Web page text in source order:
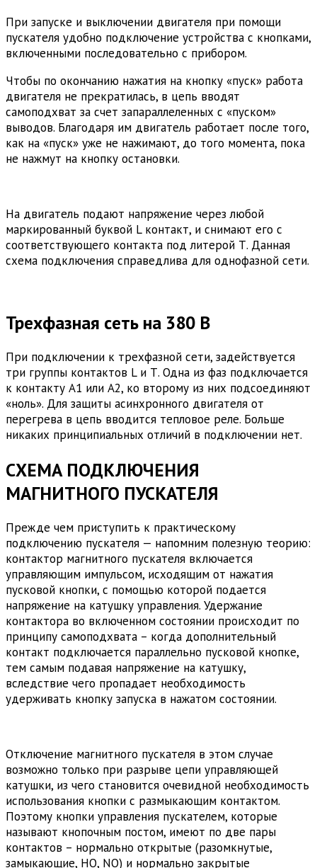
При запуске и выключении двигателя при помощи
пускателя удобно подключение устройства с кнопками,
включенными последовательно с прибором.
Чтобы по окончанию нажатия на кнопку «пуск» работа
двигателя не прекратилась, в цепь вводят
самоподхват за счет запараллеленных с «пуском»
выводов. Благодаря им двигатель работает после того,
как на «пуск» уже не нажимают, до того момента, пока
не нажмут на кнопку остановки.
На двигатель подают напряжение через любой
маркированный буквой L контакт, и снимают его с
соответствующего контакта под литерой Т. Данная
схема подключения справедлива для однофазной сети.
Трехфазная сеть на 380 В
При подключении к трехфазной сети, задействуется
три группы контактов L и Т. Одна из фаз подключается
к контакту А1 или А2, ко второму из них подсоединяют
«ноль». Для защиты асинхронного двигателя от
перегрева в цепь вводится тепловое реле. Больше
никаких принципиальных отличий в подключении нет.
СХЕМА ПОДКЛЮЧЕНИЯ
МАГНИТНОГО ПУСКАТЕЛЯ
Прежде чем приступить к практическому
подключению пускателя — напомним полезную теорию:
контактор магнитного пускателя включается
управляющим импульсом, исходящим от нажатия
пусковой кнопки, с помощью которой подается
напряжение на катушку управления. Удержание
контактора во включенном состоянии происходит по
принципу самоподхвата – когда дополнительный
контакт подключается параллельно пусковой кнопке,
тем самым подавая напряжение на катушку,
вследствие чего пропадает необходимость
удерживать кнопку запуска в нажатом состоянии.
Отключение магнитного пускателя в этом случае
возможно только при разрыве цепи управляющей
катушки, из чего становится очевидной необходимость
использования кнопки с размыкающим контактом.
Поэтому кнопки управления пускателем, которые
называют кнопочным постом, имеют по две пары
контактов – нормально открытые (разомкнутые,
замыкающие, НО, NO) и нормально закрытые